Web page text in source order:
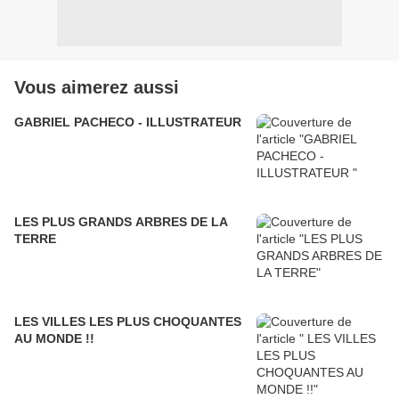
Vous aimerez aussi
GABRIEL PACHECO - ILLUSTRATEUR
LES PLUS GRANDS ARBRES DE LA
TERRE
LES VILLES LES PLUS CHOQUANTES
AU MONDE !!